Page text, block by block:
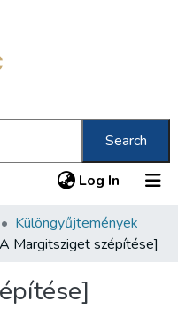
Search
Log In (current)
Különgyűjtemények
Margitsziget szépítése]